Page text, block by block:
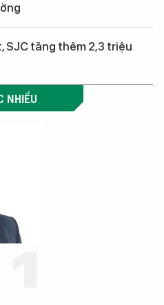
SJC tăng thêm 2,3 triệu
NHIỀU